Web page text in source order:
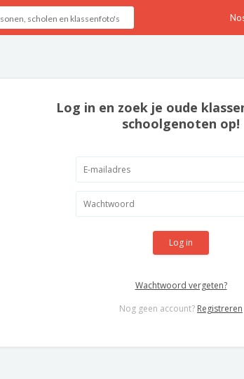
Log in en zoek je oude
schoolgenoten op!
Log in
Wachtwoord vergeten?
Nog geen account? Registreren